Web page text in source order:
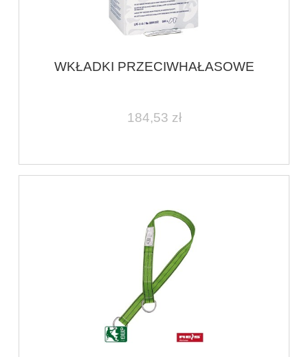
WKŁADKI PRZECIWHAŁASOWE
184,53 zł